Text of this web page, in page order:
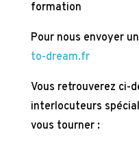
formation
Pour nous envoyer
to-dream.fr
Vous retrouverez ci-
interlocuteurs
vous tourner :